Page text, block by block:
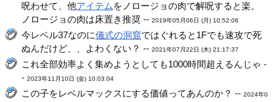
呪わせて、他アイテム をノロージョの肉で解呪すると楽。
ノロージョの肉は床置き推奨 --2019年05月06日 (月) 10:52:06
今レベル37なのに儀式の洞窟ではぐれると1Fでも速攻で死
ぬんだけど、、よわくない？ --2021年07月22日 (木) 21:17:37
これ全部効率よく集めようとしても1000時間超えるんじゃ -
-2023年11月10日 (金) 10:03:04
この子をレベルマックスにする価値ってあんのか？ --2024年0